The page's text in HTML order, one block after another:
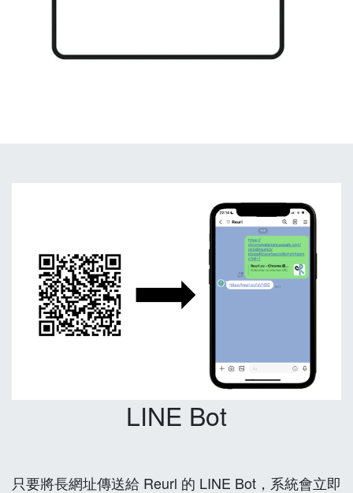
LINE Bot
只要將長網址傳送給 Reurl 的 LINE Bot，系統會立即